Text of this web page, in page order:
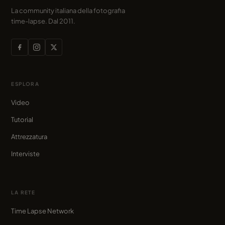
La community italiana della fotografia
time-lapse. Dal 2011.
ESPLORA
Video
Tutorial
Attrezzatura
Interviste
LA RETE
Time Lapse Network